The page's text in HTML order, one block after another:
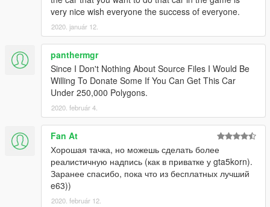
very nice wish everyone the success of everyone.
2020. január 12.
panthermgr
Since I Don't Nothing About Source Files I Would Be
Willing To Donate Some If You Can Get This Car
Under 250,000 Polygons.
2020. február 4.
Fan At
Хорошая тачка, но можешь сделать более
реалистичную надпись (как в приватке у gta5korn).
Заранее спасибо, пока что из бесплатных лучший
e63))
2020. február 12.